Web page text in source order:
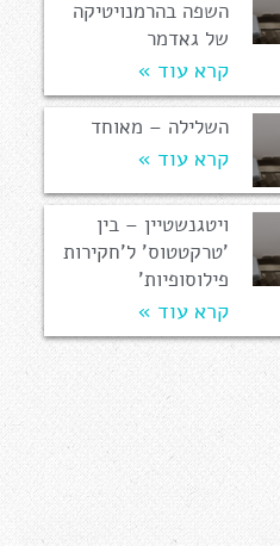
השפה בהרמנויטיקה
של גאדמר
קרא עוד »
השלילה – מאוחד
קרא עוד »
ויטגנשטיין – בין
'טרקטטוס' ל'חקירות
פילוסופיות'
קרא עוד »